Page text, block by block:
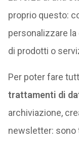
proprio questo:
personalizzare
di prodotti o
Per poter fare
trattamenti di
archiviazione,
newsletter: sono